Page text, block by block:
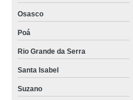
Osasco
Poá
Rio Grande da Serra
Santa Isabel
Suzano